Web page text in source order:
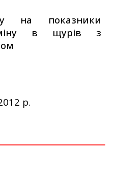
на показники
в щурів з
р.